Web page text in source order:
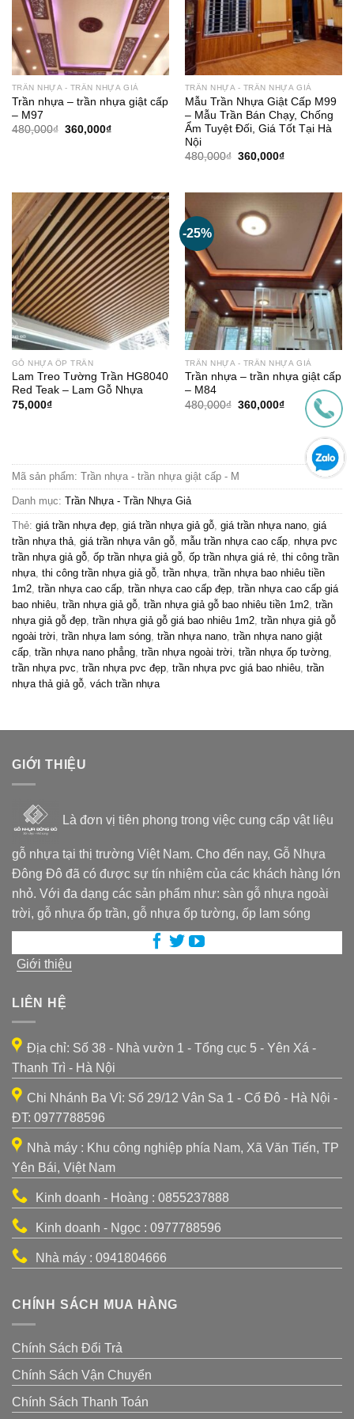
TRẦN NHỰA - TRẦN NHỰA GIẢ
Trần nhựa – trần nhựa giật cấp
– M97
480,000₫ Giá
360,000₫Giá
TRẦN NHỰA - TRẦN NHỰA GIẢ
Mẫu Trần Nhựa Giật Cấp M99
– Mẫu Trần Bán Chạy, Chống
Ẩm Tuyệt Đối, Giá Tốt Tại Hà
Nội
480,000₫ Giá
360,000₫Giá
360,000₫.
GỖ NHỰA ỐP TRẦN
Lam Treo Tường Trần HG8040
Red Teak – Lam Gỗ Nhựa
75,000₫
-25%
TRẦN NHỰA - TRẦN NHỰA GIẢ
Trần nhựa – trần nhựa giật cấp
– M84
480,000₫ Giá
360,000₫Giá
360,000₫.
Mã sản phẩm: Trần nhựa - trần nhựa giật cấp - M
Danh mục: Trần Nhựa - Trần Nhựa Giả
Thẻ: giá trần nhựa đẹp, giá trần nhựa giả gỗ, giá trần nhựa nano, giá
trần nhựa thả, giá trần nhựa vân gỗ, mẫu trần nhựa cao cấp, nhựa pvc
trần nhựa giả gỗ, ốp trần nhựa giả gỗ, ốp trần nhựa giá rẻ, thi công trần
nhựa, thi công trần nhựa giả gỗ, trần nhựa, trần nhựa bao nhiêu tiền
1m2, trần nhựa cao cấp, trần nhựa cao cấp đẹp, trần nhựa cao cấp giá
bao nhiêu, trần nhựa giả gỗ, trần nhựa giả gỗ bao nhiêu tiền 1m2, trần
nhựa giả gỗ đẹp, trần nhựa giả gỗ giá bao nhiêu 1m2, trần nhựa giả gỗ
ngoài trời, trần nhựa lam sóng, trần nhựa nano, trần nhựa nano giật
cấp, trần nhựa nano phẳng, trần nhựa ngoài trời, trần nhựa ốp tường,
trần nhựa pvc, trần nhựa pvc đẹp, trần nhựa pvc giá bao nhiêu, trần
nhựa thả giả gỗ, vách trần nhựa
GIỚI THIỆU
Là đơn vị tiên phong trong việc cung cấp vật liệu
gỗ nhựa tại thị trường Việt Nam. Cho đến nay, Gỗ Nhựa
Đông Đô đã có được sự tín nhiệm của các khách hàng lớn
nhỏ. Với đa dạng các sản phẩm như: sàn gỗ nhựa ngoài
trời, gỗ nhựa ốp trần, gỗ nhựa ốp tường, ốp lam sóng
Giới thiệu
LIÊN HỆ
Địa chỉ: Số 38 - Nhà vườn 1 - Tổng cục 5 - Yên Xá -
Thanh Trì - Hà Nội
Chi Nhánh Ba Vì: Số 29/12 Vân Sa 1 - Cổ Đô - Hà Nội -
ĐT: 0977788596
Nhà máy : Khu công nghiệp phía Nam, Xã Văn Tiến, TP
Yên Bái, Việt Nam
Kinh doanh - Hoàng : 0855237888
Kinh doanh - Ngọc : 0977788596
Nhà máy : 0941804666
CHÍNH SÁCH MUA HÀNG
Chính Sách Đổi Trả
Chính Sách Vận Chuyển
Chính Sách Thanh Toán